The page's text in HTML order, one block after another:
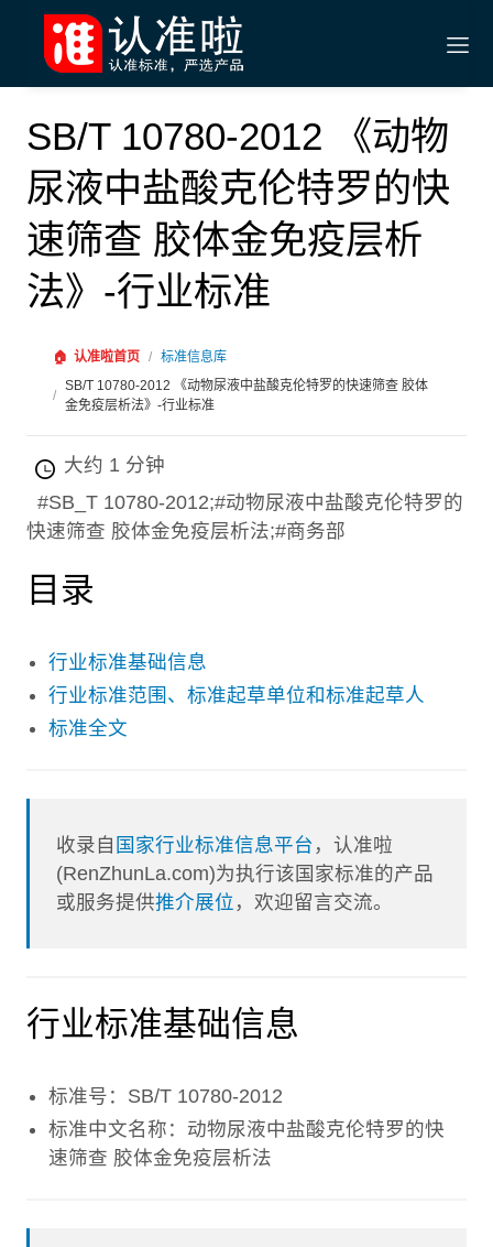
SB/T 10780-2012 《动物
尿液中盐酸克伦特罗的快
速筛查 胶体金免疫层析
法》-行业标准
🏠 认准啦首页 / 标准信息库
/
SB/T 10780-2012 《动物尿液中盐酸克伦特罗的快速筛查 胶体
金免疫层析法》-行业标准
大约 1 分钟
#SB_T 10780-2012;#动物尿液中盐酸克伦特罗的
快速筛查 胶体金免疫层析法;#商务部
目录
行业标准基础信息
行业标准范围、标准起草单位和标准起草人
标准全文
收录自 国家行业标准信息平台 ，认准啦
(RenZhunLa.com)为执行该国家标准的产品
或服务提供推介展位 ，欢迎留言交流。
行业标准基础信息
标准号：SB/T 10780-2012
标准中文名称：动物尿液中盐酸克伦特罗的快
速筛查 胶体金免疫层析法